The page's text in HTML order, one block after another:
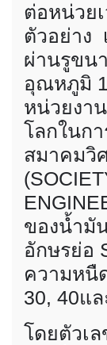
ต่อหน่วย
ตัวอย่าง
ผ่านรูขน
อุณหภูมิ
หน่วยงา
โลกในก
สมาคมวิ
ของน้ำมั
อักษรย่อ
ความหนื
30, 40แ
โดยตัวเ